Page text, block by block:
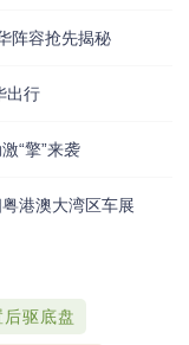
阵容抢先揭秘
出行
“擎”来袭
港澳大湾区车展
后驱底盘